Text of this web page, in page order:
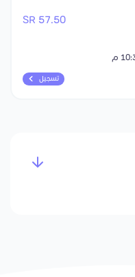
57.50 SR
تسجيل